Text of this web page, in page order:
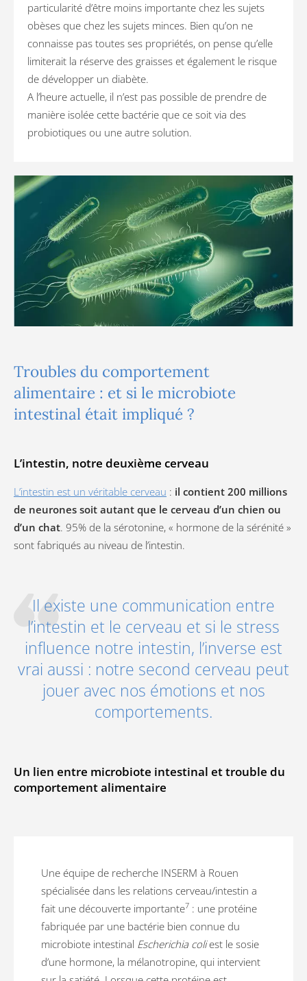
particularité d’être moins importante chez les sujets
obèses que chez les sujets minces. Bien qu’on ne
connaisse pas toutes ses propriétés, on pense qu’elle
limiterait la réserve des graisses et également le risque
de développer un diabète.
A l’heure actuelle, il n’est pas possible de prendre de
manière isolée cette bactérie que ce soit via des
probiotiques ou une autre solution.
Troubles du comportement
alimentaire : et si le microbiote
intestinal était impliqué ?
L’intestin, notre deuxième cerveau
L’intestin est un véritable cerveau : il contient 200 millions
de neurones soit autant que le cerveau d’un chien ou
d’un chat. 95% de la sérotonine, « hormone de la sérénité »
sont fabriqués au niveau de l’intestin.
Il existe une communication entre
l’intestin et le cerveau et si le stress
influence notre intestin, l’inverse est
vrai aussi : notre second cerveau peut
jouer avec nos émotions et nos
comportements.
Un lien entre microbiote intestinal et trouble du
comportement alimentaire
Une équipe de recherche INSERM à Rouen
spécialisée dans les relations cerveau/intestin a
fait une découverte importante7 : une protéine
fabriquée par une bactérie bien connue du
microbiote intestinal Escherichia coliest le sosie
d’une hormone, la mélanotropine, qui intervient